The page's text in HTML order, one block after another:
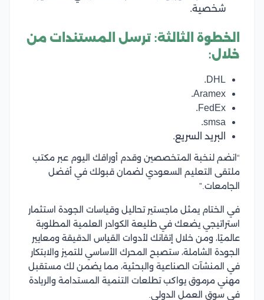
شخصية.
الخطوة الثالثة: ترسل المستندات من
خلال:
DHL.
Aramex.
FedEx.
smsa.
البريد السريع.
“انضم لنخبة المتخصصين وقدم أوراقك اليوم عبر مكتب
ملتقى التعليم السعودي لضمان قبولك في أفضل
الجامعات.”
في الختام يمثل ماجستير تحاليل وقياسات الجودة استثمار
استراتيجي يضعك في طليعة الكوادر العلمية المطلوبة
عالميًا، ومن خلال إتقانك لأدوات القياس الدقيقة ومعايير
الجودة الشاملة، ستصبح المحرك الأساسي للتميز والابتكار
في المنشآت الصناعية والبحثية، مما يضمن لك مستقبل
مهني مرموق يواكب تطلعات التنمية المستدامة والريادة
في سوق العمل الدولي.